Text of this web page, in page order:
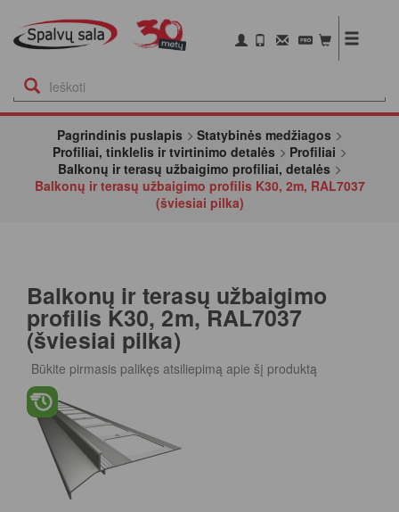
Pagrindinis puslapis
Statybinės medžiagos
Profiliai, tinklelis ir tvirtinimo detalės
Profiliai
Balkonų ir terasų užbaigimo profiliai, detalės
Balkonų ir terasų užbaigimo profilis K30, 2m, RAL7037
(šviesiai pilka)
Balkonų ir terasų užbaigimo
profilis K30, 2m, RAL7037
(šviesiai pilka)
Būkite pirmasis palikęs atsiliepimą apie šį produktą